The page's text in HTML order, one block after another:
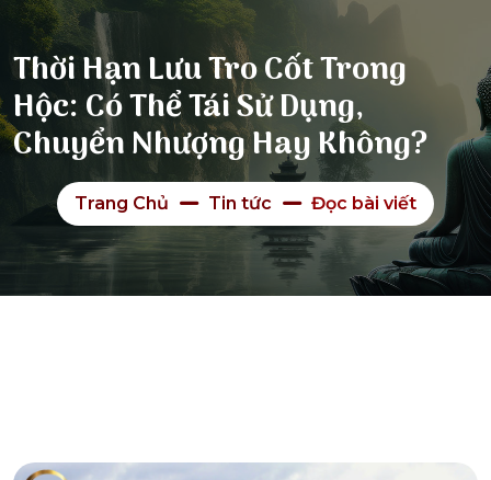
Thời Hạn Lưu Tro Cốt Trong
Hộc: Có Thể Tái Sử Dụng,
Chuyển Nhượng Hay Không?
Trang Chủ Tin tức Đọc bài viết